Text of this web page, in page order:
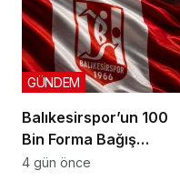
Balıkesirspor’un 100
Bin Forma Bağış
Kampanyası 10 Bin
GÜNDEM
4 gün önce